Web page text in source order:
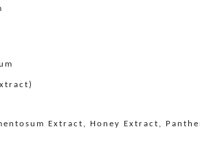
)
Extract, Honey Extract,